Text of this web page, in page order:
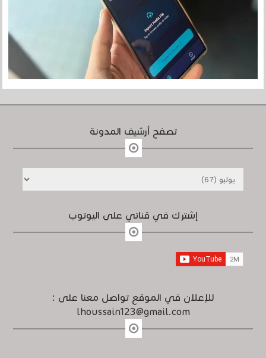
تصفح أرشيف المدونة
إشترك في قناتي على اليوتوب
للإعلان في الموقع تواصل معنا على :
lhoussain123@gmail.com